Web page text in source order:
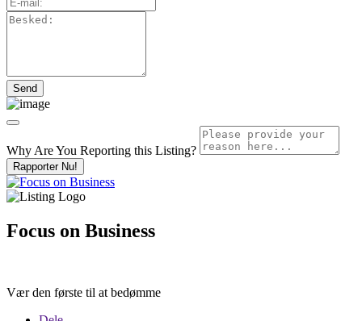
Why Are You Reporting this Listing?
Rapporter Nu!
Focus on Business
Vær den første til at bedømme